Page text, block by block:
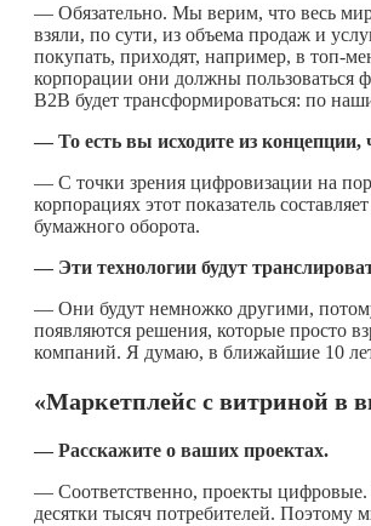
— Обязательно. Мы верим, что весь
взяли, по сути, из объема продаж и
покупать, приходят, например, в топ-
корпорации они должны пользоваться
В2В будет трансформироваться: по
— То есть вы исходите из концепции,
— С точки зрения цифровизации на
корпорациях этот показатель
бумажного оборота.
— Эти технологии будут
— Они будут немножко другими,
появляются решения, которые просто
компаний. Я думаю, в ближайшие 10
«Маркетплейс с витриной в
— Расскажите о ваших проектах.
— Соответственно, проекты цифровые.
десятки тысяч потребителей.